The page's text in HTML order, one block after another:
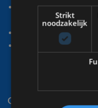
Bij onderhoud en
fabrieksgarantie
U heeft geen
Wij garanderen u
Openingstijden
Strikt
noodzakelijk